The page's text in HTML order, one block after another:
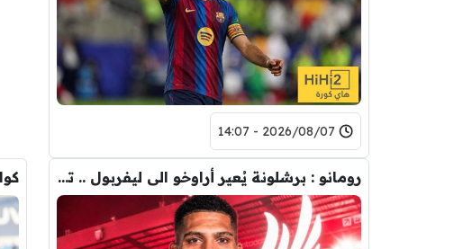
2026/08/07 - 14:07
رومانو : برشلونة يُعير أراوخو الى ليفربول .. تفاصيل الصفقة